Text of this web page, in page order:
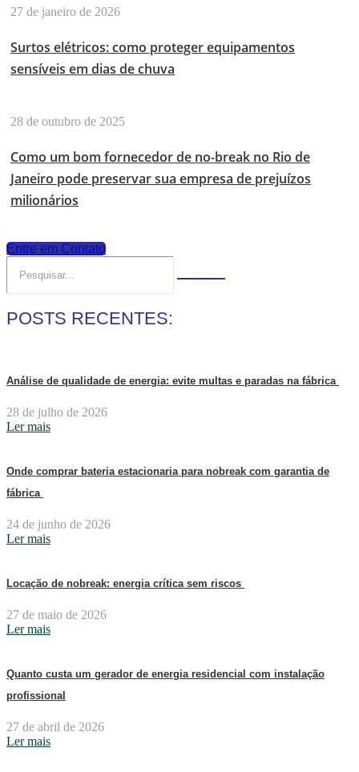
27 de janeiro de 2026
Surtos elétricos: como proteger equipamentos
sensíveis em dias de chuva
28 de outubro de 2025
Como um bom fornecedor de no-break no Rio de
Janeiro pode preservar sua empresa de prejuízos
milionários
Entre em Contato
POSTS RECENTES:
Análise de qualidade de energia: evite multas e paradas na fábrica
28 de julho de 2026
Ler mais
Onde comprar bateria estacionaria para nobreak com garantia de
fábrica
24 de junho de 2026
Ler mais
Locação de nobreak: energia crítica sem riscos
27 de maio de 2026
Ler mais
Quanto custa um gerador de energia residencial com instalação
profissional
27 de abril de 2026
Ler mais